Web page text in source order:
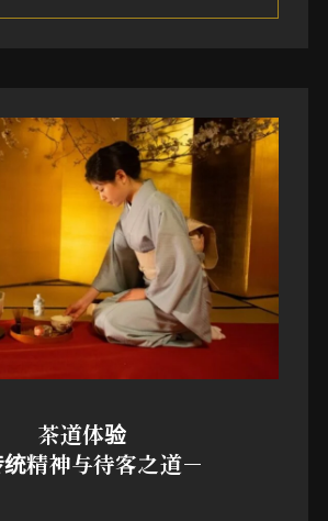
茶道体验
精神与待客之道－